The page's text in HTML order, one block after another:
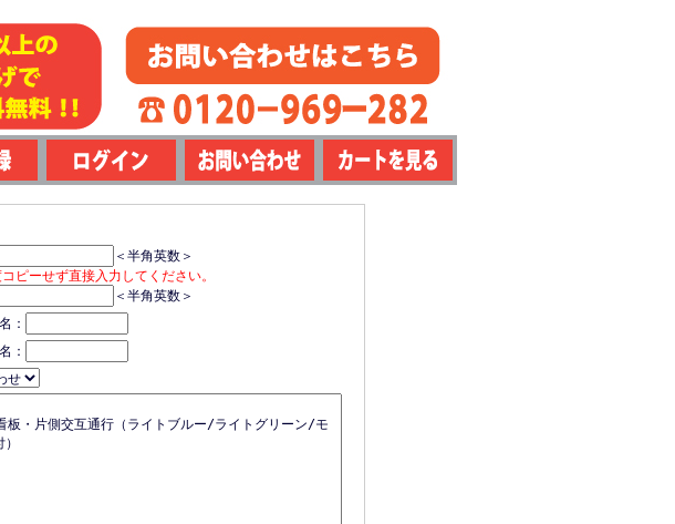
＜半角英数＞
ピーせず直接入力してください。
＜半角英数＞
：
：